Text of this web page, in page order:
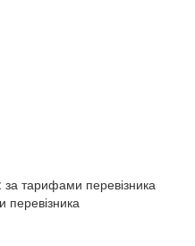
за тарифами перевізника